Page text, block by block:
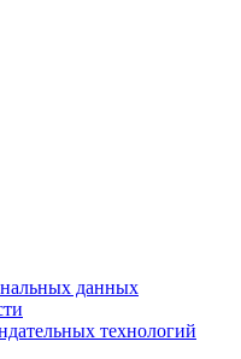
данных
технологий